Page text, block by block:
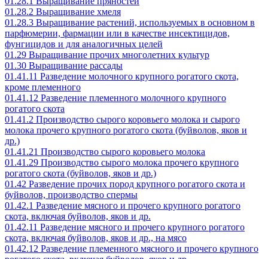
01.28.2 Выращивание хмеля
01.28.3 Выращивание растений, используемых в основном в
парфюмерии, фармации или в качестве инсектицидов,
фунгицидов и для аналогичных целей
01.29 Выращивание прочих многолетних культур
01.30 Выращивание рассады
01.41.11 Разведение молочного крупного рогатого скота,
кроме племенного
01.41.12 Разведение племенного молочного крупного
рогатого скота
01.41.2 Производство сырого коровьего молока и сырого
молока прочего крупного рогатого скота (буйволов, яков и
др.)
01.41.21 Производство сырого коровьего молока
01.41.29 Производство сырого молока прочего крупного
рогатого скота (буйволов, яков и др.)
01.42 Разведение прочих пород крупного рогатого скота и
буйволов, производство спермы
01.42.1 Разведение мясного и прочего крупного рогатого
скота, включая буйволов, яков и др.
01.42.11 Разведение мясного и прочего крупного рогатого
скота, включая буйволов, яков и др., на мясо
01.42.12 Разведение племенного мясного и прочего крупного